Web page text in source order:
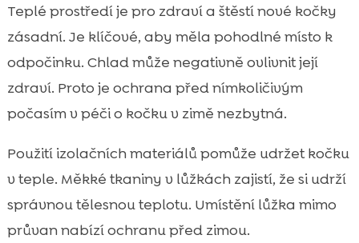
Teplé prostředí je pro zdraví a štěstí nové kočky
zásadní. Je klíčové, aby měla pohodlné místo k
odpočinku. Chlad může negativně ovlivnit její
zdraví. Proto je ochrana před nímkoličivým
počasím v péči o kočku v zimě nezbytná.
Použití izolačních materiálů pomůže udržet kočku
v teple. Měkké tkaniny v lůžkách zajistí, že si udrží
správnou tělesnou teplotu. Umístění lůžka mimo
průvan nabízí ochranu před zimou.